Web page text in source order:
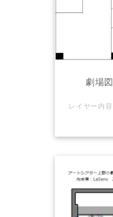
劇場